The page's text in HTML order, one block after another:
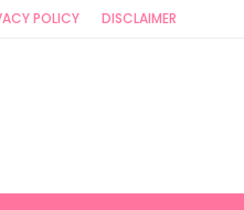
POLICY DISCLAIMER